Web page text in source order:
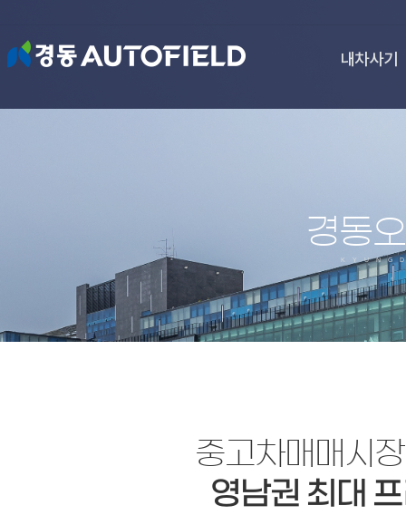
내차사기
경동
중고차매매시
영남권 최대